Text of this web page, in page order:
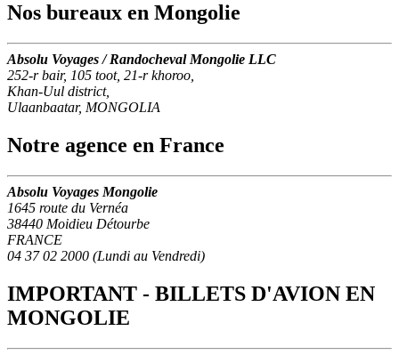
Nos bureaux en Mongolie
Absolu Voyages / Randocheval Mongolie LLC
252-r bair, 105 toot, 21-r khoroo,
Khan-Uul district,
Ulaanbaatar, MONGOLIA
Notre agence en France
Absolu Voyages Mongolie
1645 route du Vernéa
38440 Moidieu Détourbe
FRANCE
04 37 02 2000 (Lundi au Vendredi)
IMPORTANT - BILLETS D'AVION EN
MONGOLIE